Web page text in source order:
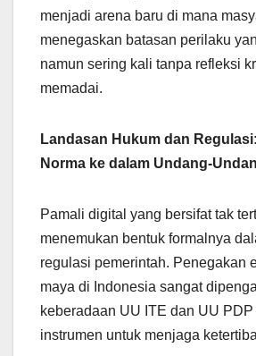
menjadi arena baru di mana
menegaskan batasan perilaku
namun sering kali tanpa refleksi
memadai.
Landasan Hukum dan
Norma ke dalam Undang-
Pamali digital yang bersifat tak
menemukan bentuk formalnya
regulasi pemerintah. Penegakan
maya di Indonesia sangat
keberadaan UU ITE dan UU
instrumen untuk menjaga